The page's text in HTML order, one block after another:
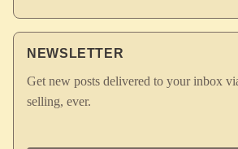
NEWSLETTER
Get new posts delivered to your inbox
selling, ever.